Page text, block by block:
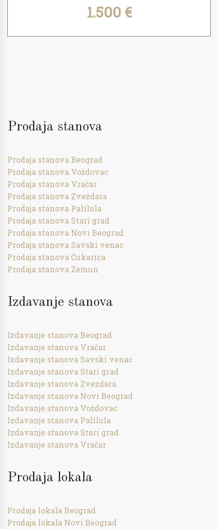
1.500 €
Prodaja stanova
Prodaja stanova Beograd
Prodaja stanova Voždovac
Prodaja stanova Vračar
Prodaja stanova Zvezdara
Prodaja stanova Palilula
Prodaja stanova Stari grad
Prodaja stanova Novi Beograd
Prodaja stanova Savski venac
Prodaja stanova Čukarica
Prodaja stanova Zemun
Izdavanje stanova
Izdavanje stanova Beograd
Izdavanje stanova Vračar
Izdavanje stanova Savski venac
Izdavanje stanova Stari grad
Izdavanje stanova Zvezdara
Izdavanje stanova Novi Beograd
Izdavanje stanova Voždovac
Izdavanje stanova Palilula
Izdavanje stanova Stari grad
Izdavanje stanova Vračar
Prodaja lokala
Prodaja lokala Beograd
Prodaja lokala Novi Beograd